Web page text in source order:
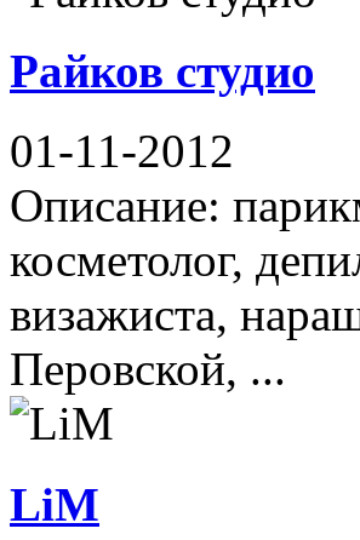
Райков студио
01-11-2012
Описание:
косметолог,
визажиста,
Перовской, ...
LiM